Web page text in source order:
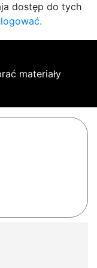
dostęp do tych
materiały